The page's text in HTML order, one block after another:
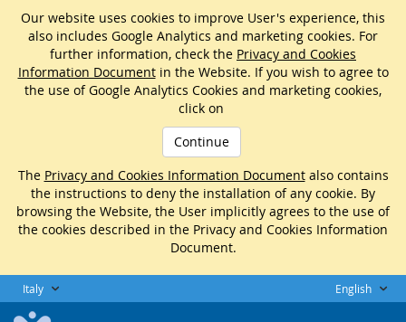
Our website uses cookies to improve User's experience, this
also includes Google Analytics and marketing cookies. For
further information, check the Privacy and Cookies
Information Documentin the Website. If you wish to agree to
the use of Google Analytics Cookies and marketing cookies,
click on
Continue
The Privacy and Cookies Information Documentalso contains
the instructions to deny the installation of any cookie. By
browsing the Website, the User implicitly agrees to the use of
the cookies described in the Privacy and Cookies Information
Document.
Italy English